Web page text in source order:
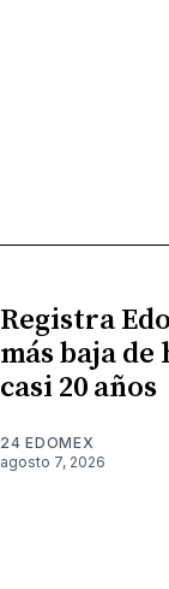
Registra
más baja
casi 20 años
24 EDOMEX
agosto 7, 2026